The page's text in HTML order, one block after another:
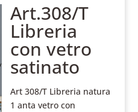
Art.308/T
Libreria
con vetro
satinato
Art 308/T Libreria natura
1 anta vetro con